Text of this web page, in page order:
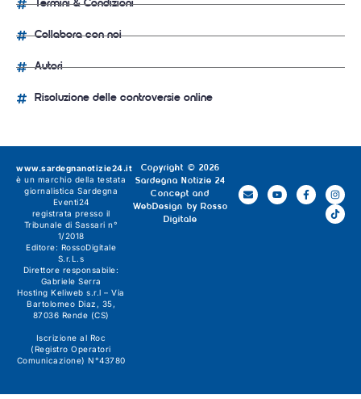
Termini & Condizioni
Collabora con noi
Autori
Risoluzione delle controversie online
Copyright © 2026
Sardegna Notizie 24
Concept and
WebDesign by Rosso
Digitale
www.sardegnanotizie24.it
è un marchio della testata
giornalistica Sardegna
Eventi24
registrata presso il
Tribunale di Sassari n°
1/2018
Editore: RossoDigitale
S.r.L.s
Direttore responsabile:
Gabriele Serra
Hosting Keliweb s.r.l – Via
Bartolomeo Diaz, 35,
87036 Rende (CS)
Iscrizione al Roc
(Registro Operatori
Comunicazione) N°43780